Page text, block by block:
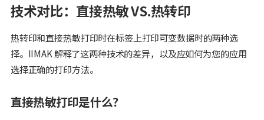
技术对比：直接热敏 VS.热转印
热转印和直接热敏打印时在标签上打印可变数据时的两种选
择。IIMAK 解释了这两种技术的差异，以及应如何为您的应用
选择正确的打印方法。
直接热敏打印是什么？